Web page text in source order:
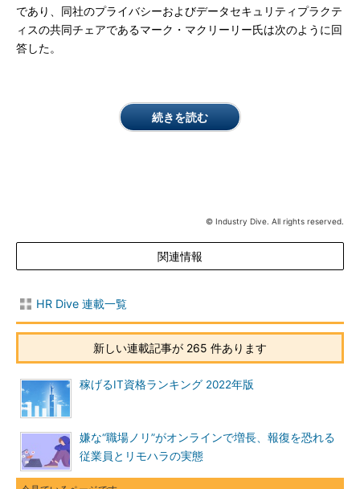
であり、同社のプライバシーおよびデータセキュリティプラクテ
ィスの共同チェアであるマーク・マクリーリー氏は次のように回
答した。
続きを読む
© Industry Dive. All rights reserved.
関連情報
HR Dive 連載一覧
新しい連載記事が 265 件あります
稼げるIT資格ランキング 2022年版
嫌な“職場ノリ”がオンラインで増長、報復を恐れる
従業員とリモハラの実態